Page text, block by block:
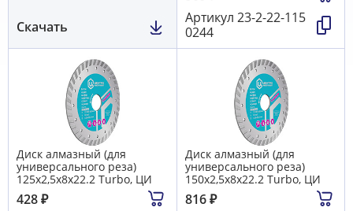
Скачать
Артикул 23-2-22-115
0244
Диск алмазный (для
универсального реза)
125х2,5х8х22.2 Turbo, ЦИ
428₽
Диск алмазный (для
универсального реза)
150х2,5х8х22.2 Turbo, ЦИ
816₽